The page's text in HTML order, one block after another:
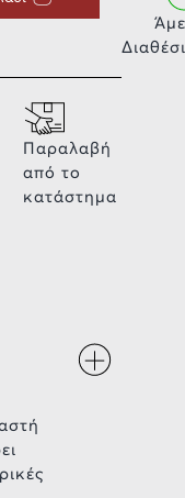
Παραλαβή
από το
κατάστημα